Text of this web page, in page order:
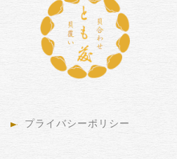
プライバシーポリシー